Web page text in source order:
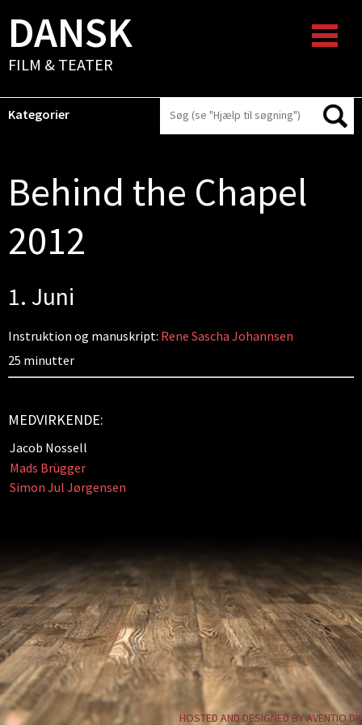
DANSK
FILM & TEATER
Kategorier
Behind the Chapel
2012
1. Juni
Instruktion og manuskript: Rene Sascha Johannsen
25 minutter
MEDVIRKENDE:
Jacob Nossell
Mads Brügger
Simon Jul Jørgensen
HOSTED AND DESIGNED BY AVENTIO.DK